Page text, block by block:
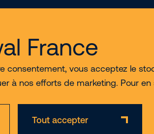
France
consentement, vous acceptez le
à nos efforts de marketing. Pour
Tout accepter
de confidentialité et